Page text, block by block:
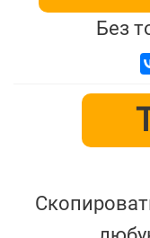
Без